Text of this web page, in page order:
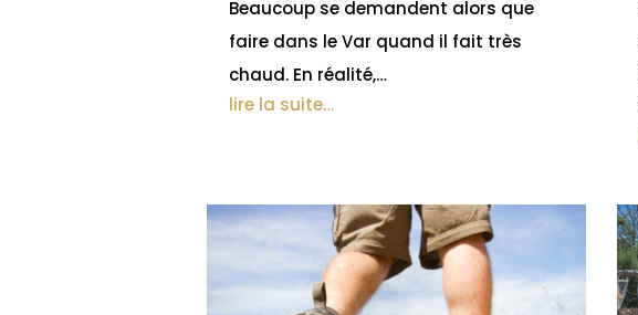
Beaucoup se demandent alors que
faire dans le Var quand il fait très
chaud. En réalité,…
lire la suite…